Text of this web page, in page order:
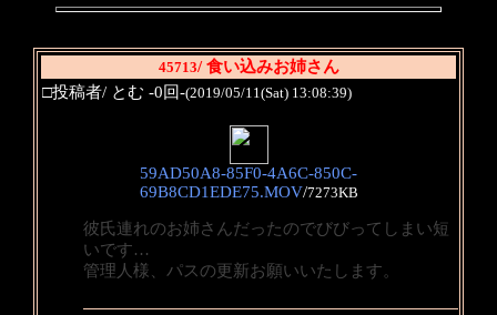
45713/ 食い込みお姉さん
□投稿者/ とむ -0回-(2019/05/11(Sat) 13:08:39)
59AD50A8-85F0-4A6C-850C-
69B8CD1EDE75.MOV/7273KB
彼氏連れのお姉さんだったのでびびってしまい短
いです…
管理人様、パスの更新お願いいたします。